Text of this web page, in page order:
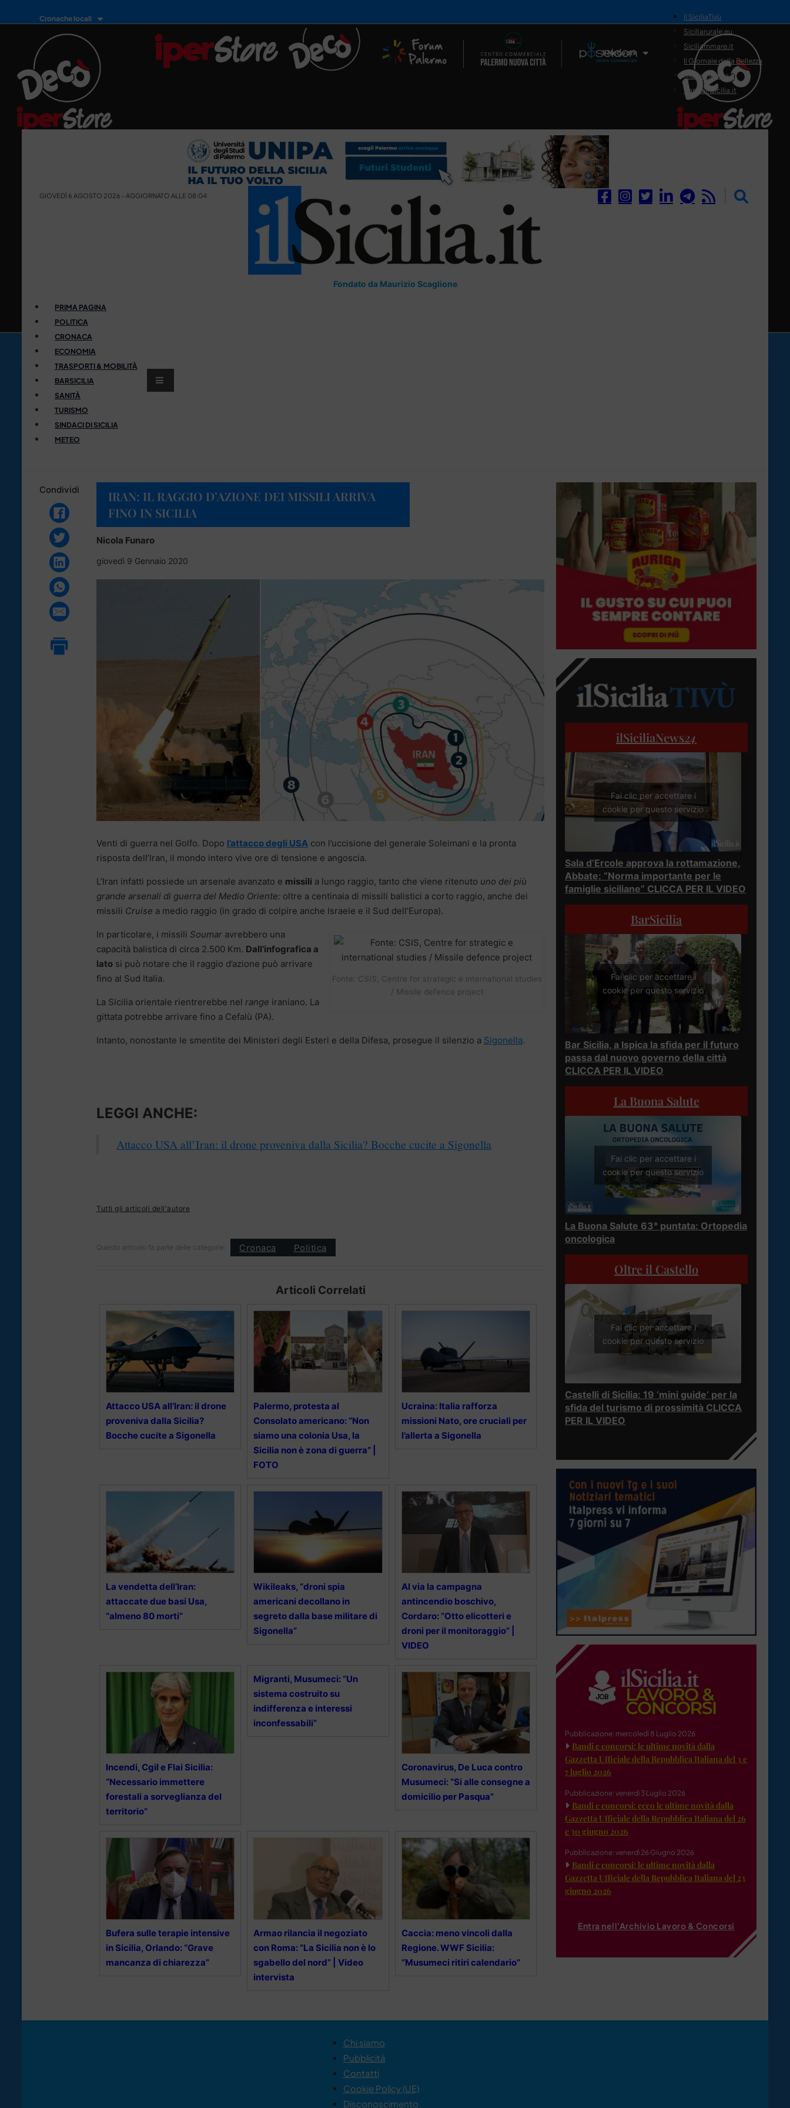
Cronache locali
Il Network
il SiciliaTivù
Siciliarurale.eu
Siciliammare.it
Il Giornale della Bellezza
Siciliamedica.it
Sanitainsicilia.it
GIOVEDÌ 6 AGOSTO 2026 - AGGIORNATO ALLE 08:04
Fondato da Maurizio Scaglione
PRIMA PAGINA
POLITICA
CRONACA
ECONOMIA
TRASPORTI & MOBILITÀ
BARSICILIA
SANITÀ
TURISMO
SINDACI DI SICILIA
METEO
Condividi
IRAN: IL RAGGIO D’AZIONE DEI MISSILI ARRIVA
FINO IN SICILIA
Nicola Funaro
giovedì 9 Gennaio 2020
Venti di guerra nel Golfo. Dopo l’attacco degli USA con l’uccisione del generale Soleimani e la pronta
risposta dell’Iran, il mondo intero vive ore di tensione e angoscia.
L’Iran infatti possiede un arsenale avanzato e missili a lungo raggio, tanto che viene ritenuto uno dei più
grande arsenali di guerra del Medio Oriente: oltre a centinaia di missili balistici a corto raggio, anche dei
missili Cruise a medio raggio (in grado di colpire anche Israele e il Sud dell’Europa).
Fonte: CSIS , Centre for strategic e international studies
/ Missile defence project
In particolare, i missili Soumar avrebbero una
capacità balistica di circa 2.500 Km. Dall’infografica a
lato si può notare che il raggio d’azione può arrivare
fino al Sud Italia.
La Sicilia orientale rientrerebbe nel range iraniano. La
gittata potrebbe arrivare fino a Cefalù (PA).
Intanto, nonostante le smentite dei Ministeri degli Esteri e della Difesa, prosegue il silenzio a Sigonella.
LEGGI ANCHE:
Attacco USA all’Iran: il drone proveniva dalla Sicilia? Bocche cucite a Sigonella
Tutti gli articoli dell'autore
Questo articolo fa parte delle categorie: Cronaca Politica
Articoli Correlati
Attacco USA all’Iran: il drone
proveniva dalla Sicilia?
Bocche cucite a Sigonella
Palermo, protesta al
Consolato americano: “Non
siamo una colonia Usa, la
Sicilia non è zona di guerra” |
FOTO
Ucraina: Italia rafforza
missioni Nato, ore cruciali per
l’allerta a Sigonella
La vendetta dell’Iran:
attaccate due basi Usa,
“almeno 80 morti”
Wikileaks, “droni spia
americani decollano in
segreto dalla base militare di
Sigonella”
Al via la campagna
antincendio boschivo,
Cordaro: “Otto elicotteri e
droni per il monitoraggio” |
VIDEO
Incendi, Cgil e Flai Sicilia:
“Necessario immettere
forestali a sorveglianza del
territorio”
Migranti, Musumeci: “Un
sistema costruito su
indifferenza e interessi
inconfessabili”
Coronavirus, De Luca contro
Musumeci: “Si alle consegne a
domicilio per Pasqua”
Bufera sulle terapie intensive
in Sicilia, Orlando: “Grave
mancanza di chiarezza”
Armao rilancia il negoziato
con Roma: “La Sicilia non è lo
sgabello del nord” | Video
intervista
Caccia: meno vincoli dalla
Regione. WWF Sicilia:
“Musumeci ritiri calendario”
ilSiciliaNews24
Fai clic per accettare i
cookie per questo servizio
Sala d’Ercole approva la rottamazione,
Abbate: “Norma importante per le
famiglie siciliane” CLICCA PER IL VIDEO
BarSicilia
Fai clic per accettare i
cookie per questo servizio
Bar Sicilia, a Ispica la sfida per il futuro
passa dal nuovo governo della città
CLICCA PER IL VIDEO
La Buona Salute
Fai clic per accettare i
cookie per questo servizio
La Buona Salute 63° puntata: Ortopedia
oncologica
Oltre il Castello
Fai clic per accettare i
cookie per questo servizio
Castelli di Sicilia: 19 ‘mini guide’ per la
sfida del turismo di prossimità CLICCA
PER IL VIDEO
Pubblicazione: mercoledì 8 Luglio 2026
Bandi e concorsi: le ultime novità dalla
Gazzetta Ufficiale della Repubblica Italiana del 3 e
7 luglio 2026
Pubblicazione: venerdì 3 Luglio 2026
Bandi e concorsi: ecco le ultime novità dalla
Gazzetta Ufficiale della Repubblica Italiana del 26
e 30 giugno 2026
Pubblicazione: venerdì 26 Giugno 2026
Bandi e concorsi: le ultime novità dalla
Gazzetta Ufficiale della Repubblica Italiana del 23
giugno 2026
Entra nell'Archivio Lavoro & Concorsi
Chi siamo
Pubblicità
Contatti
Cookie Policy (UE)
Disconoscimento